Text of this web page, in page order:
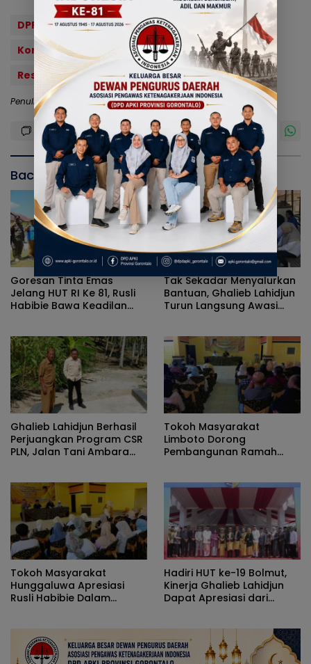
DPRD Provinsi Gorontalo
Fraksi Partai Golkar
Komisi IV
Moh. Abd. Ghalieb I. Lahidjun
Reses Masa Persidangan III
Penulis: Dodi Editor: Redaksi
Baca Juga
Goresan Tinta Emas
Jelang HUT RI Ke 81, Rusli
Habibie Bawa Keadilan
Dudepo
Tak Sekadar Menyalurkan
Bantuan, Ghalieb Lahidjun
Turun Langsung Awasi
Ghalieb Lahidjun Berhasil
Perjuangkan Program CSR
PLN, Jalan Tani Ambara
Tokoh Masyarakat
Limboto Dorong
Pembangunan Ramah
Tokoh Masyarakat
Hunggaluwa Apresiasi
Rusli Habibie Dalam
Hadiri HUT ke-19 Bolmut,
Kinerja Ghalieb Lahidjun
Dapat Apresiasi dari